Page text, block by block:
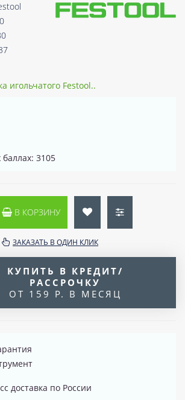
игольчатого Festool..
3105
В КОРЗИНУ
ЗАКАЗАТЬ В ОДИН КЛИК
КУПИТЬ В КРЕДИТ/
РАССРОЧКУ
ОТ 159 Р. В МЕСЯЦ
доставка по России